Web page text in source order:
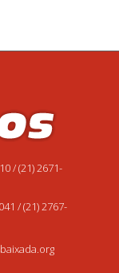
/ (21) 2671-
/ (21) 2767-